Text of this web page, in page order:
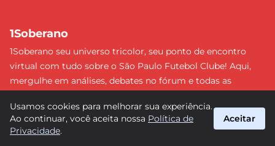
1Soberano
1Soberano seu universo tricolor, seu ponto de encontro
virtual com tudo sobre o São Paulo Futebol Clube! Aqui,
mergulhe em análises, debates no fórum e todas as
detalhe e faça parte dessa comunidade apaixonada pelo
tricolor paulista. #SPFC #SãoPaulo #1Soberano
Usamos cookies para melhorar sua experiência.
Ao continuar, você aceita nossa Política de
Privacidade.
Aceitar